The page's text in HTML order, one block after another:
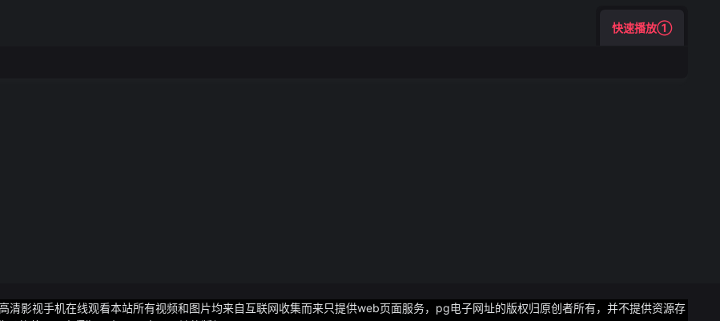
快速播放①
清影视手机在线观看本站所有视频和图片均来自互联网收集而来只提供web页面服务，pg电子网址的版权归原创者所有，并不提供资源存